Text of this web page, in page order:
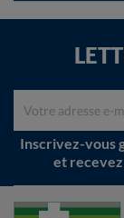
Inscrivez-vous
et recevez